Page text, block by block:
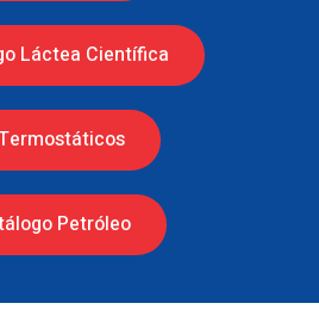
Láctea Científica
Petróleo